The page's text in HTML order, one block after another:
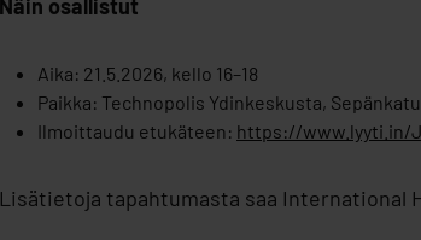
Näin osallistut
Aika: 21.5.2026, kello 16–18
Paikka: Technopolis Ydinkeskusta,
Ilmoittaudu etukäteen: https://
Lisätietoja tapahtumasta saa International